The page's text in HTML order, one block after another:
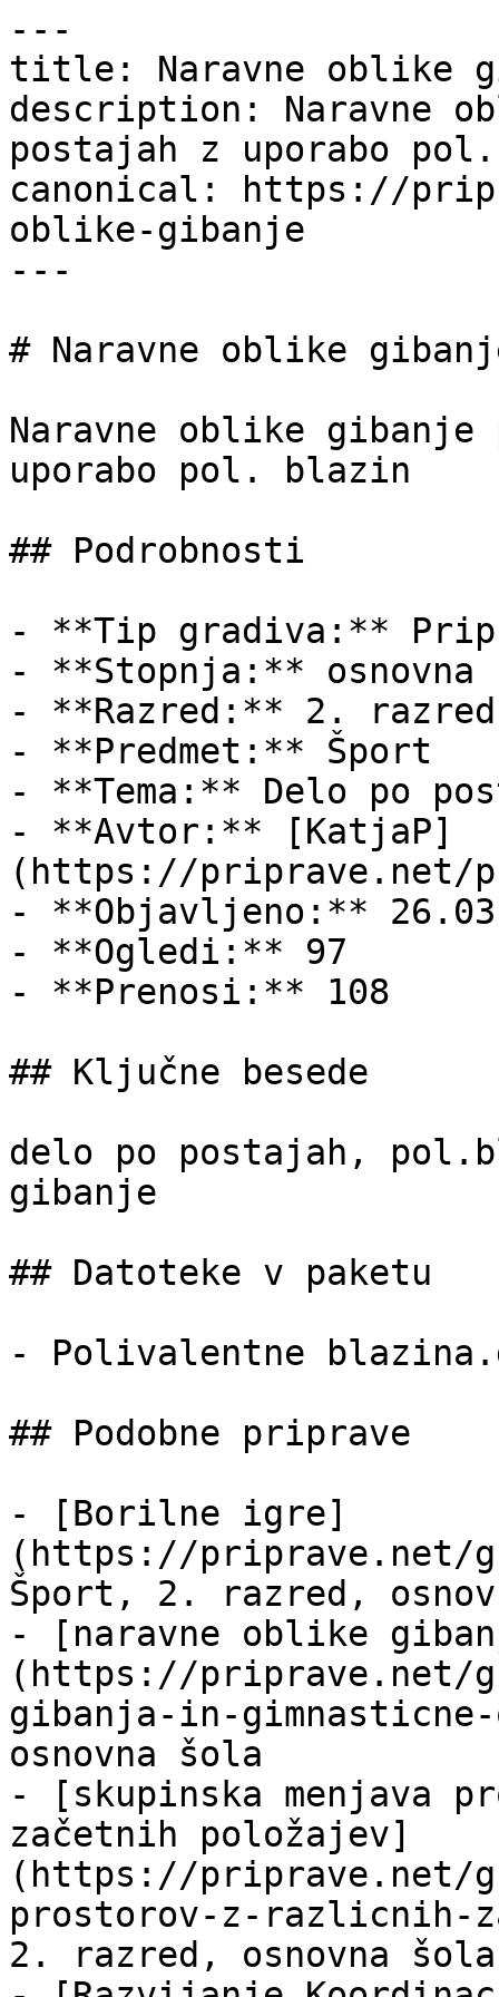
---
title: Naravne oblike
description: Naravne
postajah z uporabo
canonical: https://
oblike-gibanje
---
# Naravne oblike
Naravne oblike
uporabo pol. blazin
## Podrobnosti
- **Tip gradiva:**
- **Stopnja:** osnovna
- **Razred:** 2. razred
- **Predmet:** Šport
- **Tema:** Delo po
- **Avtor:** [KatjaP]
(https://priprave.net/
- **Objavljeno:**
- **Ogledi:** 97
- **Prenosi:** 108
## Ključne besede
delo po postajah,
gibanje
## Datoteke v paketu
- Polivalentne
## Podobne priprave
- [Borilne igre]
(https://priprave.net/
Šport, 2. razred,
- [naravne oblike
(https://priprave.net/
gibanja-in-
osnovna šola
- [skupinska menjava
začetnih položajev]
(https://priprave.net/
prostorov-z-razlicnih-
2. razred, osnovna šola